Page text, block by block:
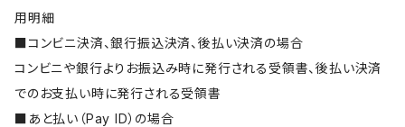
用明細
■コンビニ決済、銀行振込決済、後払い決済の場合
コンビニや銀行よりお振込み時に発行される受領書、後払い決済
でのお支払い時に発行される受領書
■あと払い（Pay ID）の場合